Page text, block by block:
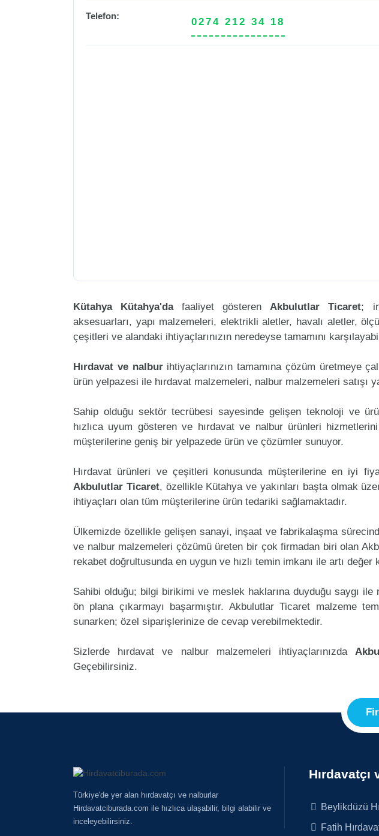
Telefon:
0274 212 34 18
Kütahya Kütahya'dafaaliyet gösteren Akbulutlar Ticaret;
aksesuarları, yapı malzemeleri, elektrikli aletler, havalı aletler,
çeşitleri ve alandaki ihtiyaçlarınızın neredeyse tamamını
Hırdavat ve nalburihtiyaçlarınızın tamamına çözüm üretmeye
ürün yelpazesi ile hırdavat malzemeleri, nalbur malzemeleri satışı
Sahip olduğu sektör tecrübesi sayesinde gelişen teknoloji ve
hızlıca uyum gösteren ve hırdavat ve nalbur ürünleri
müşterilerine geniş bir yelpazede ürün ve çözümler sunuyor.
Hırdavat ürünleri ve çeşitleri konusunda müşterilerine en iyi
Akbulutlar Ticaret, özellikle Kütahya ve yakınları başta olmak
ihtiyaçları olan tüm müşterilerine ürün tedariki sağlamaktadır.
Ülkemizde özellikle gelişen sanayi, inşaat ve fabrikalaşma
ve nalbur malzemeleri çözümü üreten bir çok firmadan biri olan
rekabet doğrultusunda en uygun ve hızlı temin imkanı ile artı değer
Sahibi olduğu; bilgi birikimi ve meslek haklarına duyduğu saygı
ön plana çıkarmayı başarmıştır. Akbulutlar Ticaret malzeme
sunarken; özel siparişlerinize de cevap verebilmektedir.
Sizlerde hırdavat ve nalbur malzemeleri ihtiyaçlarınızda
Geçebilirsiniz.
Türkiye'de yer alan hırdavatçı ve nalburlar
Hirdavatciburada.com ile hızlıca ulaşabilir, bilgi alabilir ve
inceleyebilirsiniz.
Hırdavatçı
Beylikdüzü
Fatih